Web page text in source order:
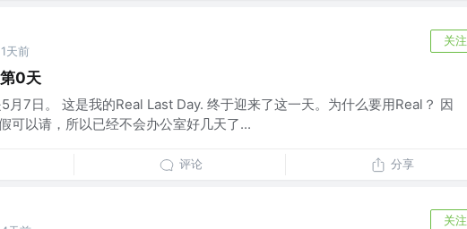
天前
关注
0天
月7日。 这是我的Real Last Day. 终于迎来了这一天。为什么要用Real？ 因
可以请，所以已经不会办公室好几天了...
评论 分享
关注